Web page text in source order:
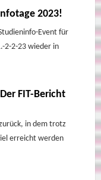
2023!
Event für
2-2-23 wieder in
FIT-Bericht
in dem trotz
erreicht werden